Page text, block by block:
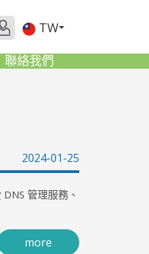
TW
聯絡我們
2024-01-25
管理服務、
more